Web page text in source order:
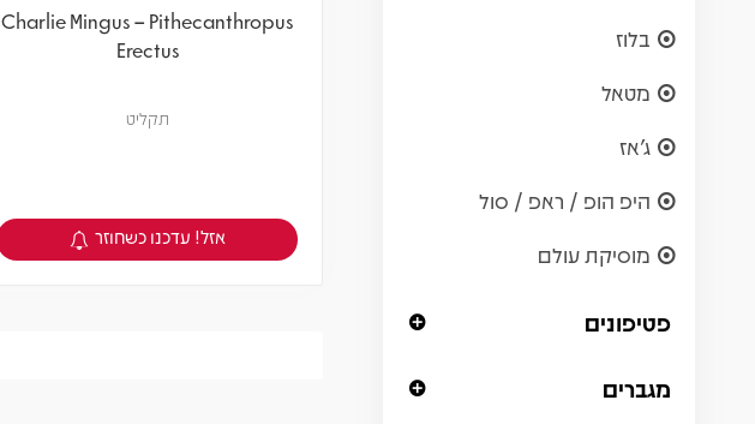
בלוז
מטאל
ג'אז
היפ הופ / ראפ / סול
מוסיקת עולם
פטיפונים
מגברים
Charlie Mingus – Pithecanthropus
Erectus
תקליט
צפיה במוצר
אזל! עדכנו כשחוזר